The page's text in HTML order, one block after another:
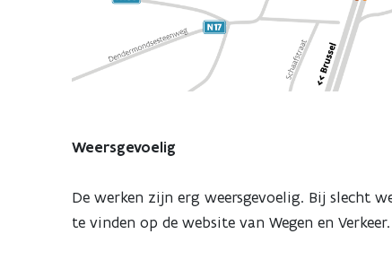
Weersgevoelig
De werken zijn erg weersgevoelig. Bij slecht
te vinden op de website van Wegen en